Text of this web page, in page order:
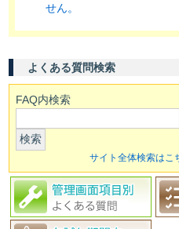
せん。
よくある質問検索
FAQ内検索
検索
サイト全体検索はこ